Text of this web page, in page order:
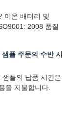
이온 배터리 및
2008 품질
플 주문의 수반 시
플의 납품 시간은
을 지불합니다.